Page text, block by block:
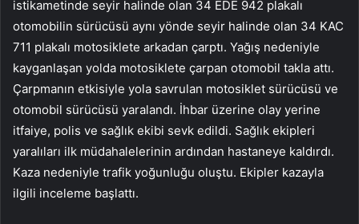
istikametinde seyir halinde olan 34 EDE 942 plakalı
otomobilin sürücüsü aynı yönde seyir halinde olan 34 KAC
711 plakalı motosiklete arkadan çarptı. Yağış nedeniyle
kayganlaşan yolda motosiklete çarpan otomobil takla attı.
Çarpmanın etkisiyle yola savrulan motosiklet sürücüsü ve
otomobil sürücüsü yaralandı. İhbar üzerine olay yerine
itfaiye, polis ve sağlık ekibi sevk edildi. Sağlık ekipleri
yaralıları ilk müdahalelerinin ardından hastaneye kaldırdı.
Kaza nedeniyle trafik yoğunluğu oluştu. Ekipler kazayla
ilgili inceleme başlattı.